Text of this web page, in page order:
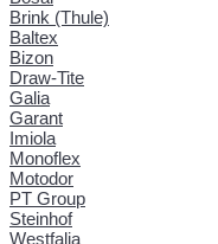
Brink (Thule)
Baltex
Bizon
Draw-Tite
Galia
Garant
Imiola
Monoflex
Motodor
PT Group
Steinhof
Westfalia